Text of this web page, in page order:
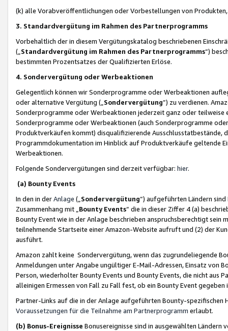
(k) alle Vorabveröffentlichungen oder Vorbestellungen von
3. Standardvergütung im Rahmen des Partnerprogramms
Vorbehaltlich der in diesem Vergütungskatalog beschriebenen
(„ Standardvergütung im Rahmen des Partnerprogramms“)
bestimmten Prozentsatzes der Qualifizierten Erlöse.
4. Sondervergütung oder Werbeaktionen
Gelegentlich können wir Sonderprogramme oder Werbeaktionen
oder alternative Vergütung („ Sondervergütung”) zu verdienen.
Sonderprogramme oder Werbeaktionen jederzeit ganz oder
Sonderprogramme oder Werbeaktionen (auch Sonderprogramme
Produktverkäufen kommt) disqualifizierende Ausschlusstatbestände,
Programmdokumentation im Hinblick auf Produktverkäufe geltende
Werbeaktionen.
Folgende Sondervergütungen sind derzeit verfügbar: hier.
(a) Bounty Events
In den in derAnlage („ Sondervergütung“) aufgeführten Ländern
Zusammenhang mit „ Bounty Events“ die in dieser Ziffer 4 (a)
Bounty Event wie in der Anlage beschrieben anspruchsberechtigt sein
teilnehmende Startseite einer Amazon-Website aufruft und (2) der
ausführt.
Amazon zahlt keine Sondervergütung, wenn das zugrundeliegende
Anmeldungen unter Angabe ungültiger E-Mail-Adressen, Einsatz von
Person, wiederholter Bounty Events und Bounty Events, die nicht
alleinigen Ermessen von Fall zu Fall fest, ob ein Bounty Event
Partner-Links auf die in der Anlage aufgeführten Bounty-spezifischen
Voraussetzungen für die Teilnahme am Partnerprogramm erlaubt.
(b) Bonus-Ereignisse Bonusereignisse sind in ausgewählten Ländern